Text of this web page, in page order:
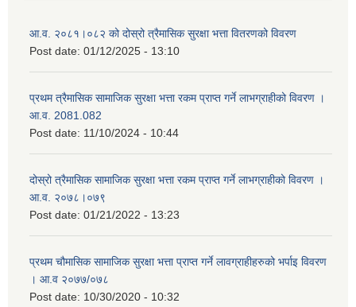
आ.व. २०८१।०८२ को दोस्रो त्रैमासिक सुरक्षा भत्ता वितरणको विवरण
Post date: 01/12/2025 - 13:10
प्रथम त्रैमासिक सामाजिक सुरक्षा भत्ता रकम प्राप्त गर्ने लाभग्राहीको विवरण ।
आ.व. 2081.082
Post date: 11/10/2024 - 10:44
दोस्रो त्रैमासिक सामाजिक सुरक्षा भत्ता रकम प्राप्त गर्ने लाभग्राहीको विवरण ।
आ.व. २०७८।०७९
Post date: 01/21/2022 - 13:23
प्रथम चौमासिक सामाजिक सुरक्षा भत्ता प्राप्त गर्ने लावग्राहीहरुको भर्पाइ विवरण
। आ.व २०७७/०७८
Post date: 10/30/2020 - 10:32